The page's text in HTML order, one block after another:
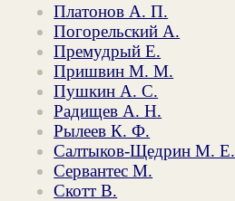
Платонов А. П.
Погорельский А.
Премудрый Е.
Пришвин М. М.
Пушкин А. С.
Радищев А. Н.
Рылеев К. Ф.
Салтыков-Щедрин М. Е.
Сервантес М.
Скотт В.